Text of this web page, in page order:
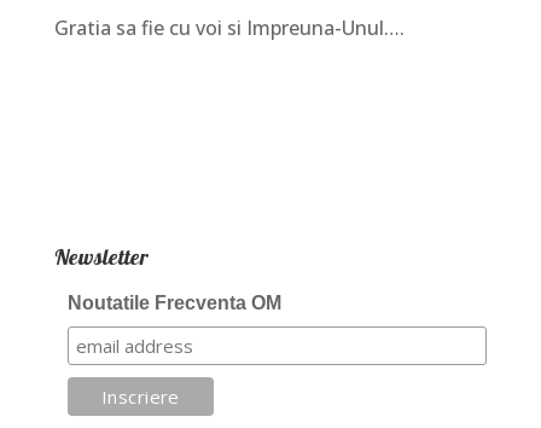
Gratia sa fie cu voi si Impreuna-Unul….
Newsletter
Noutatile Frecventa OM